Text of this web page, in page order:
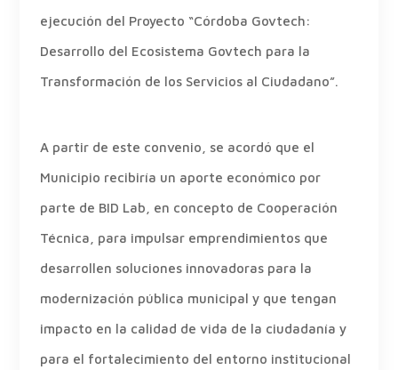
ejecución del Proyecto “Córdoba Govtech:
Desarrollo del Ecosistema Govtech para la
Transformación de los Servicios al Ciudadano”.
A partir de este convenio, se acordó que el
Municipio recibiría un aporte económico por
parte de BID Lab, en concepto de Cooperación
Técnica, para impulsar emprendimientos que
desarrollen soluciones innovadoras para la
modernización pública municipal y que tengan
impacto en la calidad de vida de la ciudadanía y
para el fortalecimiento del entorno institucional